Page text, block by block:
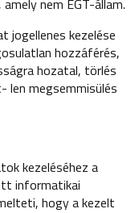
nem EGT-állam.
jogellenes kezelése
hozzáférés,
hozatal, törlés
len megsemmisülés
kezeléséhez a
informatikai
hogy a kezelt